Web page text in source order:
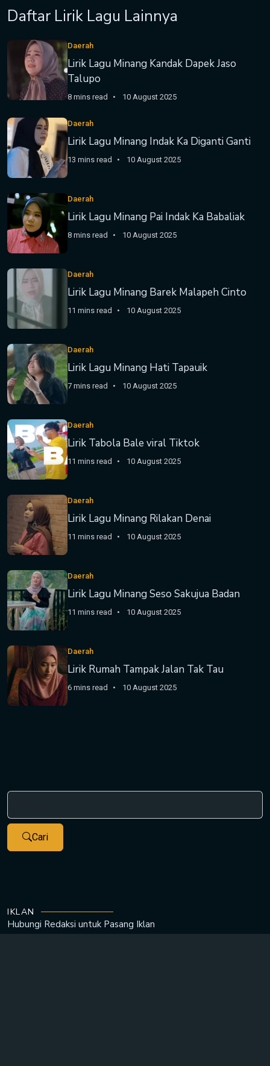
Daftar Lirik Lagu Lainnya
Daerah
Lirik Lagu Minang Kandak Dapek Jaso
Talupo
8 mins read 10 August 2025
Daerah
Lirik Lagu Minang Indak Ka Diganti Ganti
13 mins read 10 August 2025
Daerah
Lirik Lagu Minang Pai Indak Ka Babaliak
8 mins read 10 August 2025
Daerah
Lirik Lagu Minang Barek Malapeh Cinto
11 mins read 10 August 2025
Daerah
Lirik Lagu Minang Hati Tapauik
7 mins read 10 August 2025
Daerah
Lirik Tabola Bale viral Tiktok
11 mins read 10 August 2025
Daerah
Lirik Lagu Minang Rilakan Denai
11 mins read 10 August 2025
Daerah
Lirik Lagu Minang Seso Sakujua Badan
11 mins read 10 August 2025
Daerah
Lirik Rumah Tampak Jalan Tak Tau
6 mins read 10 August 2025
Cari
IKLAN
Hubungi Redaksi untuk Pasang Iklan